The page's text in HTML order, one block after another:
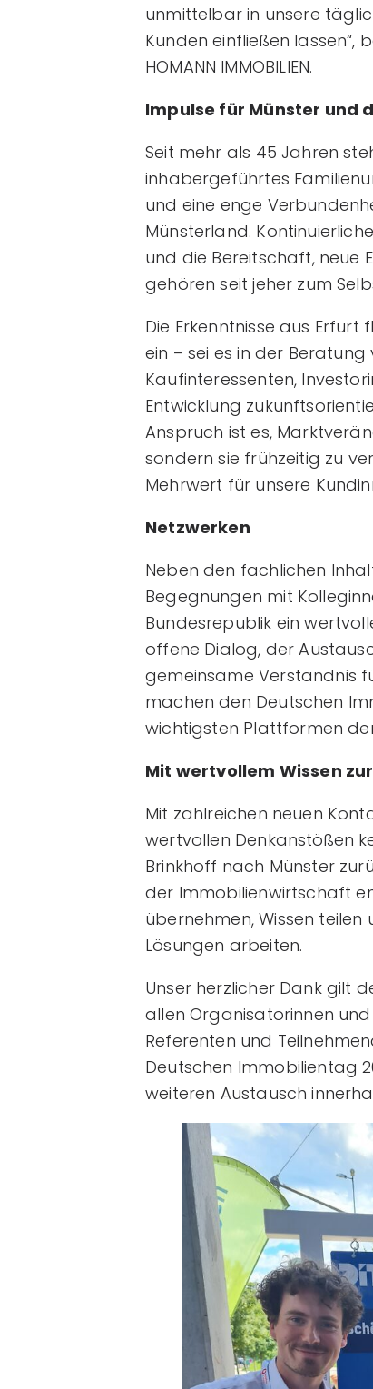
unmittelbar in unsere
Kunden einfließen lassen“,
HOMANN IMMOBILIEN.
Impulse für Münster und
Seit mehr als 45 Jahren
inhabergeführtes
und eine enge
Münsterland.
und die Bereitschaft, neue
gehören seit jeher zum
Die Erkenntnisse aus
ein – sei es in der
Kaufinteressenten,
Entwicklung
Anspruch ist es,
sondern sie frühzeitig zu
Mehrwert für unsere
Netzwerken
Neben den fachlichen
Begegnungen mit
Bundesrepublik ein
offene Dialog, der
gemeinsame Verständnis
machen den Deutschen
wichtigsten Plattformen
Mit wertvollem Wissen
Mit zahlreichen neuen
wertvollen Denkanstößen
Brinkhoff nach Münster
der Immobilienwirtschaft
übernehmen, Wissen
Lösungen arbeiten.
Unser herzlicher Dank gilt
allen Organisatorinnen
Referenten und
Deutschen Immobilientag
weiteren Austausch